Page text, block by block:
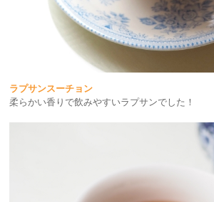
ラプサンスーチョン
柔らかい香りで飲みやすいラプサンでした！